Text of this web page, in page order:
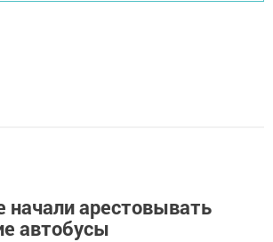
начали арестовывать
автобусы